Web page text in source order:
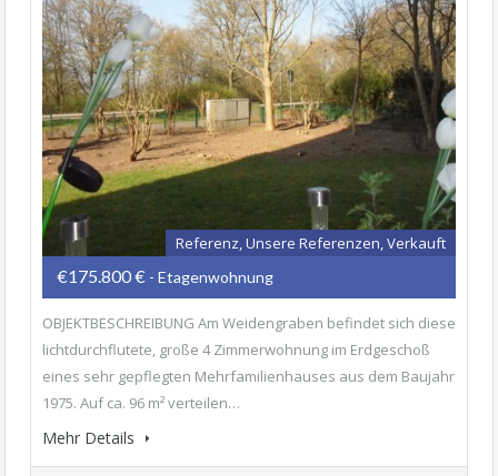
Referenz, Unsere Referenzen, Verkauft
€175.800 € - Etagenwohnung
OBJEKTBESCHREIBUNG Am Weidengraben befindet sich diese
lichtdurchflutete, große 4 Zimmerwohnung im Erdgeschoß
eines sehr gepflegten Mehrfamilienhauses aus dem Baujahr
1975. Auf ca. 96 m² verteilen…
Mehr Details